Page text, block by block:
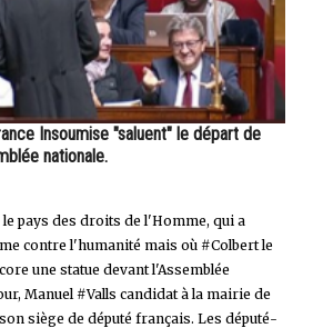
Insoumise "saluent" le départ de
nationale.
le pays des droits de l'Homme, qui a
contre l'humanité mais où #Colbert le
une statue devant l'Assemblée
Manuel #Valls candidat à la mairie de
siège de député français. Les député-